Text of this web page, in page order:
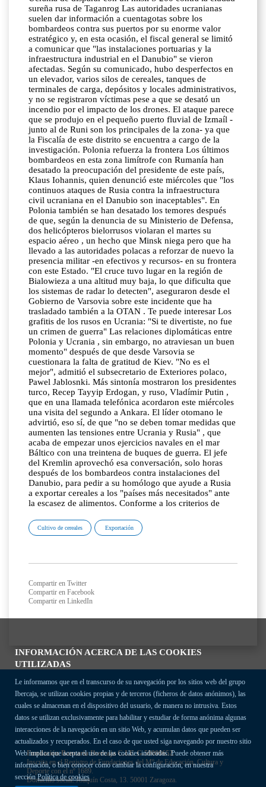
INFORMACIÓN ACERCA DE LAS COOKIES
UTILIZADAS
Le informamos que en el transcurso de su navegación por los sitios web del grupo
Ibercaja, se utilizan cookies propias y de terceros (ficheros de datos anónimos), las
cuales se almacenan en el dispositivo del usuario, de manera no intrusiva. Estos
datos se utilizan exclusivamente para habilitar y estudiar de forma anónima algunas
interacciones de la navegación en un sitio Web, y acumulan datos que pueden ser
actualizados y recuperados. En el caso de que usted siga navegando por nuestro sitio
Web implica que acepta el uso de las cookies indicadas. Puede obtener más
información, o bien conocer cómo cambiar la configuración, en nuestra
secciónPolítica de cookies
sureña rusa de Taganrog Las autoridades ucranianas
suelen dar información a cuentagotas sobre los
bombardeos contra sus puertos por su enorme valor
estratégico y, en esta ocasión, el fiscal general se limitó
a comunicar que "las instalaciones portuarias y la
infraestructura industrial en el Danubio" se vieron
afectadas. Según su comunicado, hubo desperfectos en
un elevador, varios silos de cereales, tanques de
terminales de carga, depósitos y locales administrativos,
y no se registraron víctimas pese a que se desató un
incendio por el impacto de los drones. El ataque parece
que se produjo en el pequeño puerto fluvial de Izmaíl -
junto al de Runi son los principales de la zona- ya que
la Fiscalía de este distrito se encuentra a cargo de la
investigación. Polonia refuerza la frontera Los últimos
bombardeos en esta zona limítrofe con Rumanía han
desatado la preocupación del presidente de este país,
Klaus Iohannis, quien denunció este miércoles que "los
continuos ataques de Rusia contra la infraestructura
civil ucraniana en el Danubio son inaceptables". En
Polonia también se han desatado los temores después
de que, según la denuncia de su Ministerio de Defensa,
dos helicópteros bielorrusos violaran el martes su
espacio aéreo , un hecho que Minsk niega pero que ha
llevado a las autoridades polacas a reforzar de nuevo la
presencia militar -en efectivos y recursos- en su frontera
con este Estado. "El cruce tuvo lugar en la región de
Bialowieza a una altitud muy baja, lo que dificulta que
los sistemas de radar lo detecten", aseguraron desde el
Gobierno de Varsovia sobre este incidente que ha
trasladado también a la OTAN . Te puede interesar Los
grafitis de los rusos en Ucrania: "Si te divertiste, no fue
un crimen de guerra" Las relaciones diplomáticas entre
Polonia y Ucrania , sin embargo, no atraviesan un buen
momento" después de que desde Varsovia se
cuestionara la falta de gratitud de Kiev. "No es el
mejor", admitió el subsecretario de Exteriores polaco,
Pawel Jablosnki. Más sintonía mostraron los presidentes
turco, Recep Tayyip Erdogan, y ruso, Vladímir Putin ,
que en una llamada telefónica acordaron este miércoles
una visita del segundo a Ankara. El líder otomano le
advirtió, eso sí, de que "no se deben tomar medidas que
aumenten las tensiones entre Ucrania y Rusia" , que
acaba de empezar unos ejercicios navales en el mar
Báltico con una treintena de buques de guerra. El jefe
del Kremlin aprovechó esa conversación, solo horas
después de los bombardeos contra instalaciones del
Danubio, para pedir a su homólogo que ayude a Rusia
a exportar cereales a los "países más necesitados" ante
la escasez de alimentos. Conforme a los criterios de
Cultivo de cereales Exportación
Compartir en Twitter
Compartir en Facebook
Compartir en LinkedIn
Fundación Bancaria Ibercaja C.I.F. G-50000652.
Inscrita en el Registro de Fundaciones del Mº de Educación, Cultura y
Deporte con el nº 1689.
Domicilio social: Joaquín Costa, 13. 50001 Zaragoza.